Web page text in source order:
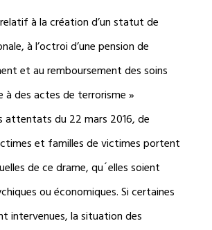
à la création d’un statut de
à l’octroi d’une pension de
et au remboursement des soins
à des actes de terrorisme »
attentats du 22 mars 2016, de
et familles de victimes portent
de ce drame, qu´elles soient
ou économiques. Si certaines
intervenues, la situation des